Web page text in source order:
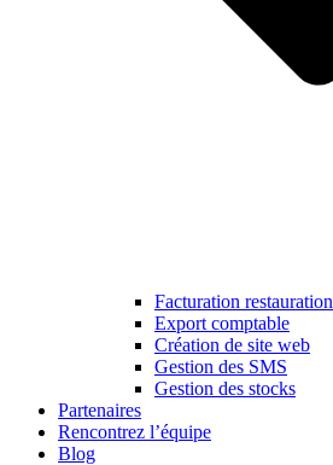
Facturation restauration
Export comptable
Création de site web
Gestion des SMS
Gestion des stocks
Partenaires
Rencontrez l’équipe
Blog